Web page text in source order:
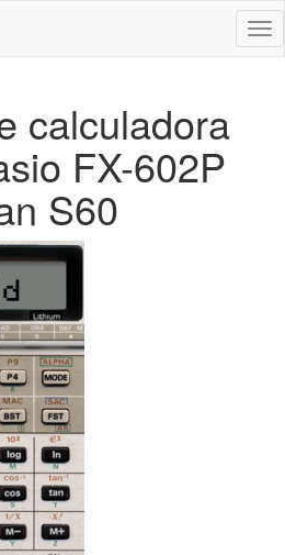
calculadora
FX-602P
S60